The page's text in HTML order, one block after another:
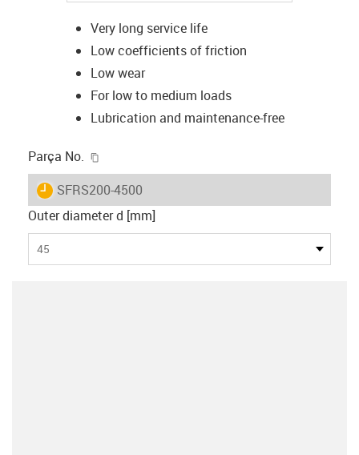
Very long service life
Low coefficients of friction
Low wear
For low to medium loads
Lubrication and maintenance-free
Parça No.
igus-icon-lieferzeit
SFRS200-4500
Outer diameter d [mm]
45